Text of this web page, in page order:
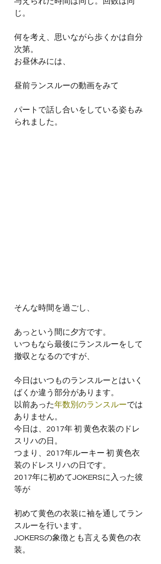
じ。
何を考え、思いながら歩くかは自分
次第。
お昼休みには、
昼前ランスルーの動画をみて
パートで話し合いをしている姿もみ
られました。
そんな時間を過ごし、
あっという間に夕方です。
いつもなら最後にランスルーをして
撤収となるのですが、
今日はいつものランスルーとはいく
ばくか違う部分があります。
以前あった年数別のランスルーでは
ありません。
今日は、2017年 初 黄色衣装のドレ
スリハの日。
つまり、2017年ルーキー 初 黄色衣
装のドレスリハの日です。
2017年に初めてJOKERSに入った彼
等が
初めて黄色の衣装に袖を通してラン
スルーを行います。
JOKERSの象徴とも言える黄色の衣
装。